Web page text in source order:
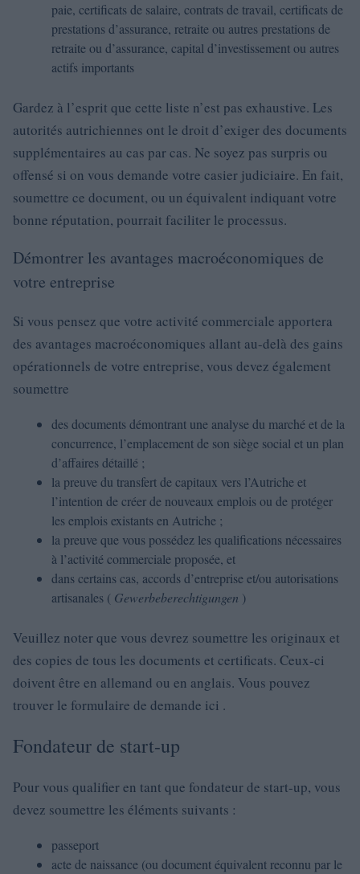
paie, certificats de salaire, contrats de travail, certificats de
prestations d’assurance, retraite ou autres prestations de
retraite ou d’assurance, capital d’investissement ou autres
actifs importants
Gardez à l’esprit que cette liste n’est pas exhaustive. Les
autorités autrichiennes ont le droit d’exiger des documents
supplémentaires au cas par cas. Ne soyez pas surpris ou
offensé si on vous demande votre casier judiciaire. En fait,
soumettre ce document, ou un équivalent indiquant votre
bonne réputation, pourrait faciliter le processus.
Démontrer les avantages macroéconomiques de
votre entreprise
Si vous pensez que votre activité commerciale apportera
des avantages macroéconomiques allant au-delà des gains
opérationnels de votre entreprise, vous devez également
soumettre
des documents démontrant une analyse du marché et de la
concurrence, l’emplacement de son siège social et un plan
d’affaires détaillé ;
la preuve du transfert de capitaux vers l’Autriche et
l’intention de créer de nouveaux emplois ou de protéger
les emplois existants en Autriche ;
la preuve que vous possédez les qualifications nécessaires
à l’activité commerciale proposée, et
dans certains cas, accords d’entreprise et/ou autorisations
artisanales ( Gewerbeberechtigungen )
Veuillez noter que vous devrez soumettre les originaux et
des copies de tous les documents et certificats. Ceux-ci
doivent être en allemand ou en anglais. Vous pouvez
trouver le formulaire de demande ici .
Fondateur de start-up
Pour vous qualifier en tant que fondateur de start-up, vous
devez soumettre les éléments suivants :
passeport
acte de naissance (ou document équivalent reconnu par le